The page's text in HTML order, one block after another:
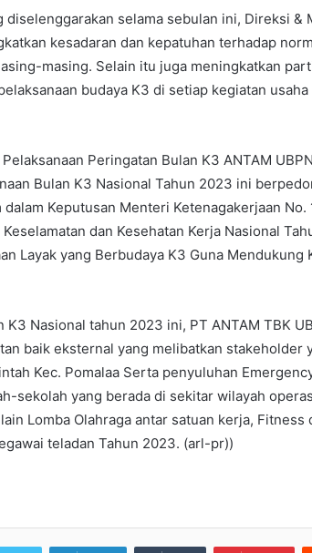
diselenggarakan selama sebulan ini, Direksi &
kesadaran dan kepatuhan terhadap
masing. Selain itu juga meningkatkan
budaya K3 di setiap kegiatan
Peringatan Bulan K3 ANTAM
Bulan K3 Nasional Tahun 2023 ini
Keputusan Menteri Ketenagakerjaan
dan Kesehatan Kerja Nasional
Layak yang Berbudaya K3 Guna Mendukung
Nasional tahun 2023 ini, PT ANTAM TBK
baik eksternal yang melibatkan stakeholder
Kec. Pomalaa Serta penyuluhan
sekolah yang berada di sekitar wilayah
Lomba Olahraga antar satuan kerja, Fitness
teladan Tahun 2023. (arl-pr))